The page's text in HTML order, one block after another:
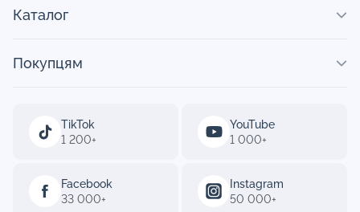
TikTok
1 200+
YouTube
1 000+
Facebook
33 000+
Instagram
50 000+
Каталог
Покупцям